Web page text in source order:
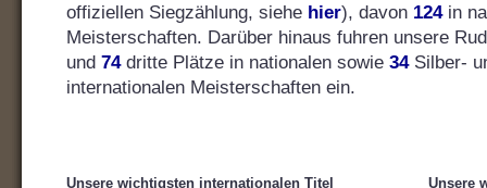
offiziellen Siegzählung, siehe hier), davon 124in
Meisterschaften. Darüber hinaus fuhren unsere
und 74dritte Plätze in nationalen sowie 34Silber-
internationalen Meisterschaften ein.
Unsere wichtigsten internationalen Titel Unsere